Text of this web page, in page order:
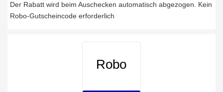
Der Rabatt wird beim Auschecken automatisch abgezogen. Kein
Robo-Gutscheincode erforderlich
Robo